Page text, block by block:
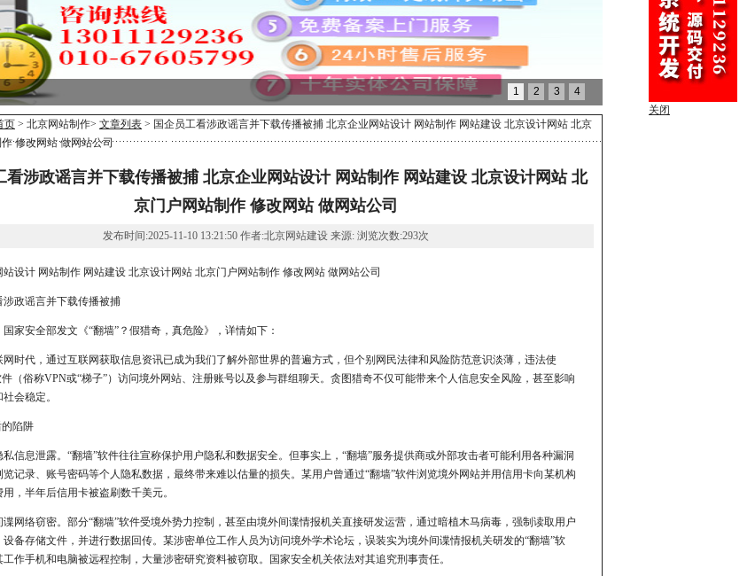
1 2 3 4
页 > 北京网站制作> 文章列表 > 国企员工看涉政谣言并下载传播被捕 北京企业网站设计 网站制作 网站建设 北京设计网站 北京
修改网站 做网站公司
看涉政谣言并下载传播被捕 北京企业网站设计 网站制作 网站建设 北京设计网站 北
京门户网站制作 修改网站 做网站公司
发布时间:2025-11-10 13:21:50 作者:北京网站建设 来源: 浏览次数:293次
站设计 网站制作 网站建设 北京设计网站 北京门户网站制作 修改网站 做网站公司
涉政谣言并下载传播被捕
国家安全部发文《“翻墙”？假猎奇，真危险》，详情如下：
网时代，通过互联网获取信息资讯已成为我们了解外部世界的普遍方式，但个别网民法律和风险防范意识淡薄，违法使
件（俗称VPN或“梯子”）访问境外网站、注册账号以及参与群组聊天。贪图猎奇不仅可能带来个人信息安全风险，甚至影响
会稳定。
的陷阱
信息泄露。“翻墙”软件往往宣称保护用户隐私和数据安全。但事实上，“翻墙”服务提供商或外部攻击者可能利用各种漏洞
览记录、账号密码等个人隐私数据，最终带来难以估量的损失。某用户曾通过“翻墙”软件浏览境外网站并用信用卡向某机构
，半年后信用卡被盗刷数千美元。
网络窃密。部分“翻墙”软件受境外势力控制，甚至由境外间谍情报机关直接研发运营，通过暗植木马病毒，强制读取用户
设备存储文件，并进行数据回传。某涉密单位工作人员为访问境外学术论坛，误装实为境外间谍情报机关研发的“翻墙”软
作手机和电脑被远程控制，大量涉密研究资料被窃取。国家安全机关依法对其追究刑事责任。
关闭